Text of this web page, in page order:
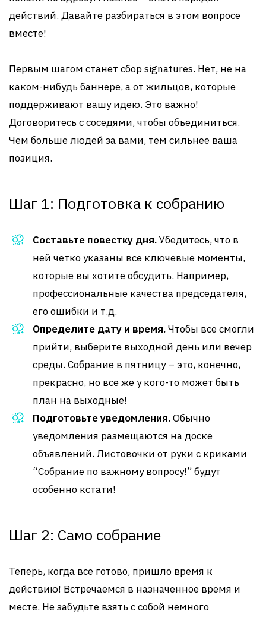
действий. Давайте разбираться в этом вопросе
вместе!
Первым шагом станет сбор signatures. Нет, не на
каком-нибудь баннере, а от жильцов, которые
поддерживают вашу идею. Это важно!
Договоритесь с соседями, чтобы объединиться.
Чем больше людей за вами, тем сильнее ваша
позиция.
Шаг 1: Подготовка к собранию
Составьте повестку дня.Убедитесь, что в
ней четко указаны все ключевые моменты,
которые вы хотите обсудить. Например,
профессиональные качества председателя,
его ошибки и т.д.
Определите дату и время.Чтобы все смогли
прийти, выберите выходной день или вечер
среды. Собрание в пятницу – это, конечно,
прекрасно, но все же у кого-то может быть
план на выходные!
Подготовьте уведомления.Обычно
уведомления размещаются на доске
объявлений. Листовочки от руки с криками
“Собрание по важному вопросу!” будут
особенно кстати!
Шаг 2: Само собрание
Теперь, когда все готово, пришло время к
действию! Встречаемся в назначенное время и
месте. Не забудьте взять с собой немного